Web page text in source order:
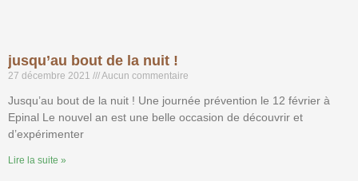
jusqu’au bout de la nuit !
27 décembre 2021 Aucun commentaire
Jusqu’au bout de la nuit ! Une journée prévention le 12 février à
Epinal Le nouvel an est une belle occasion de découvrir et
d’expérimenter
Lire la suite »